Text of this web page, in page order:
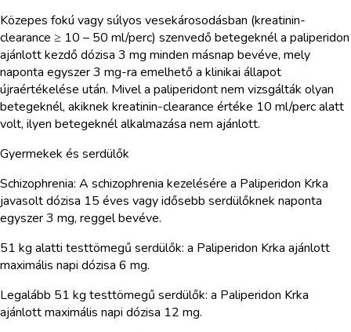
Közepes fokú vagy súlyos vesekárosodásban (kreatinin-
clearance ≥ 10 – 50 ml/perc) szenvedő betegeknél a paliperidon
ajánlott kezdő dózisa 3 mg minden másnap bevéve, mely
naponta egyszer 3 mg-ra emelhető a klinikai állapot
újraértékelése után. Mivel a paliperidont nem vizsgálták olyan
betegeknél, akiknek kreatinin-clearance értéke 10 ml/perc alatt
volt, ilyen betegeknél alkalmazása nem ajánlott.
Gyermekek és serdülők
Schizophrenia: A schizophrenia kezelésére a Paliperidon Krka
javasolt dózisa 15 éves vagy idősebb serdülőknek naponta
egyszer 3 mg, reggel bevéve.
51 kg alatti testtömegű serdülők: a Paliperidon Krka ajánlott
maximális napi dózisa 6 mg.
Legalább 51 kg testtömegű serdülők: a Paliperidon Krka
ajánlott maximális napi dózisa 12 mg.